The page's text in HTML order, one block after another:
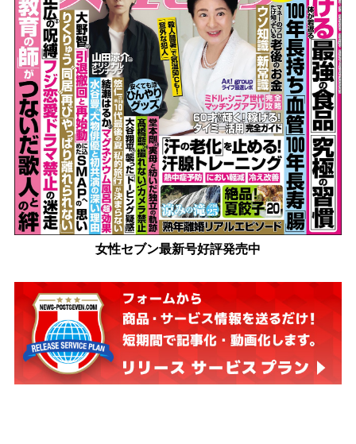
女性セブン最新号好評発売中